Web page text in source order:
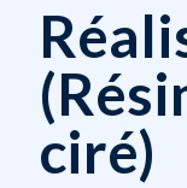
ciré)